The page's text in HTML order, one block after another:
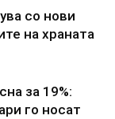
со нови
на храната
за 19%:
го носат